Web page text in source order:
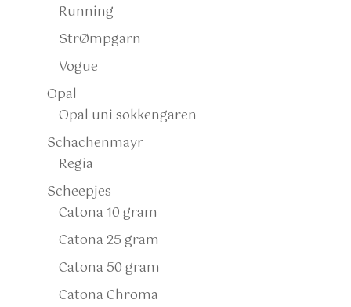
Running
StrØmpgarn
Vogue
Opal
Opal uni sokkengaren
Schachenmayr
Regia
Scheepjes
Catona 10 gram
Catona 25 gram
Catona 50 gram
Catona Chroma